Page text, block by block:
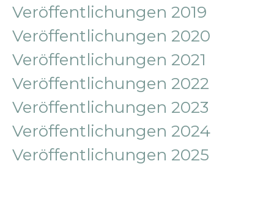
Veröffentlichungen 2019
Veröffentlichungen 2020
Veröffentlichungen 2021
Veröffentlichungen 2022
Veröffentlichungen 2023
Veröffentlichungen 2024
Veröffentlichungen 2025